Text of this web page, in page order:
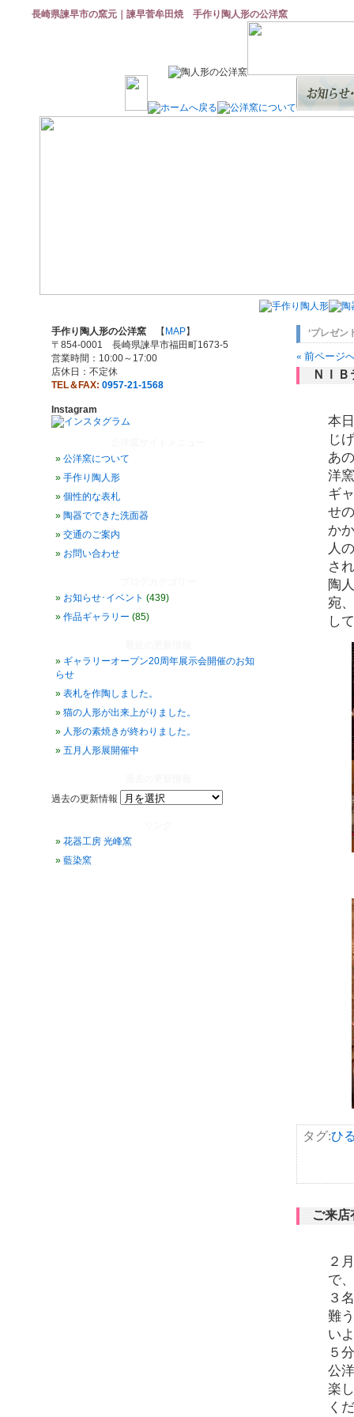
長崎県諫早市の窯元｜諫早菅牟田焼 手作り陶人形の公洋窯
手作り陶人形の公洋窯 【 MAP】
〒854-0001 長崎県諫早市福田町1673-5
営業時間：10:00～17:00
店休日：不定休
TEL＆FAX: 0957-21-1568
Instagram
公洋窯について
手作り陶人形
個性的な表札
陶器でできた洗面器
交通のご案内
お問い合わせ
お知らせ･イベント (439)
作品ギャラリー (85)
ギャラリーオープン20周年展示会開催のお知
らせ
表札を作陶しました。
猫の人形が出来上がりました。
人形の素焼きが終わりました。
五月人形展開催中
過去の更新情報
花器工房 光峰窯
藍染窯
‘プレゼン
« 前ページ
ＮＩ
本
じ
あ
洋
ギ
せ
か
人
さ
陶
宛
し
タグ:ひ
ご来
２
で
３
難
い
５
公
楽
く